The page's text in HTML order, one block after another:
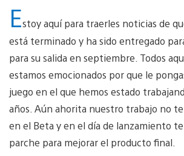
Estoy aquí para traerles noticias de
está terminado y ha sido entregado
para su salida en septiembre. Todos
estamos emocionados por que le
juego en el que hemos estado
años. Aún ahorita nuestro trabajo no
en el Beta y en el día de lanzamiento
parche para mejorar el producto final.